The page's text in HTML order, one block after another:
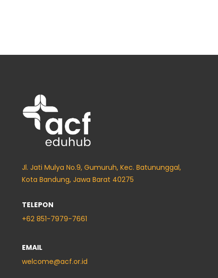
Jl. Jati Mulya No.9, Gumuruh, Kec. Batununggal,
Kota Bandung, Jawa Barat 40275
TELEPON
+62 851-7979-7661
EMAIL
welcome@acf.or.id